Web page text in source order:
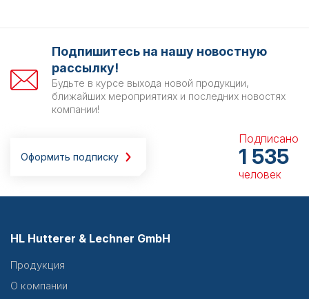
Подпишитесь на нашу новостную
рассылку!
Будьте в курсе выхода новой продукции,
ближайших мероприятиях и последних новостях
компании!
Оформить подписку
Подписано
1 535
человек
HL Hutterer & Lechner GmbH
Продукция
О компании